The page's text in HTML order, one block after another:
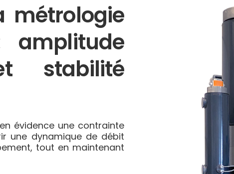
métrologie
amplitude
stabilité
évidence une contrainte
une dynamique de débit
tout en maintenant